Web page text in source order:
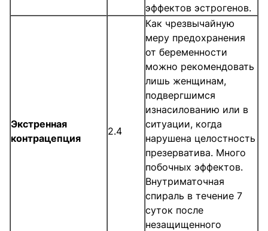
эффектов эстрогенов.
Экстренная
контрацепция
2.4
Как чрезвычайную
меру предохранения
от беременности
можно рекомендовать
лишь женщинам,
подвергшимся
изнасилованию или в
ситуации, когда
нарушена целостность
презерватива. Много
побочных эффектов.
Внутриматочная
спираль в течение 7
суток после
незащищенного